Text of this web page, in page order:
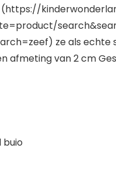
ze als echte
afmeting van 2 cm
buio